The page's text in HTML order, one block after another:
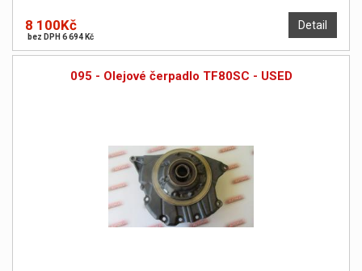
Detail
8 100Kč
bez DPH 6 694 Kč
095 - Olejové čerpadlo TF80SC - USED